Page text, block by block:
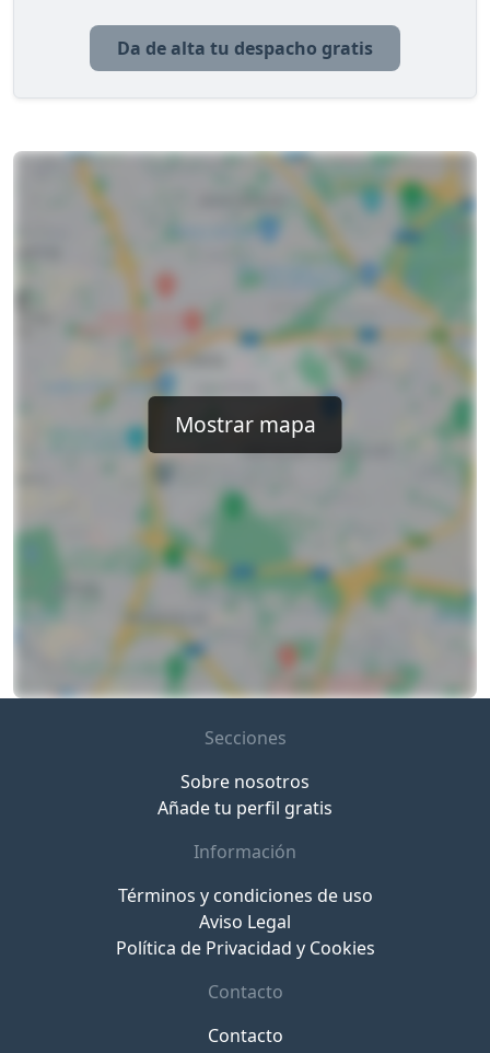
Da de alta tu despacho gratis
Mostrar mapa
Secciones
Sobre nosotros
Añade tu perfil gratis
Información
Términos y condiciones de uso
Aviso Legal
Política de Privacidad y Cookies
Contacto
Contacto